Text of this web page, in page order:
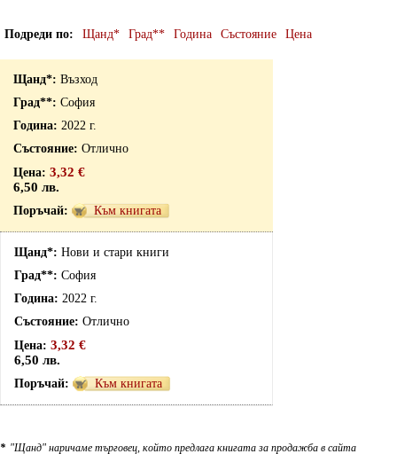
Подреди по Щанд* Град** Година Състояние Цена
Възход
София
2022 г.
Отлично
3,32 €
6,50 лв.
Към книгата
Нови и стари книги
София
2022 г.
Отлично
3,32 €
6,50 лв.
Към книгата
* "Щанд" наричаме търговец, който предлага книгата за продажба в сайта